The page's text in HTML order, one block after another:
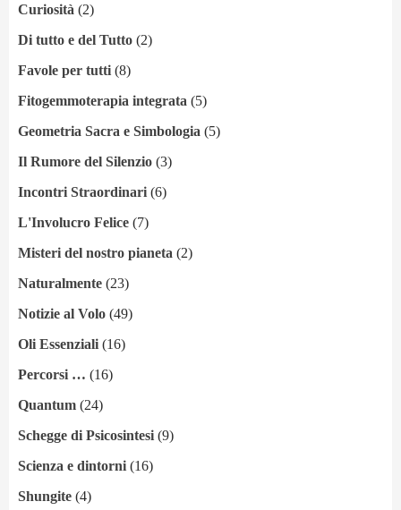
Curiosità (2)
Di tutto e del Tutto (2)
Favole per tutti (8)
Fitogemmoterapia integrata (5)
Geometria Sacra e Simbologia (5)
Il Rumore del Silenzio (3)
Incontri Straordinari (6)
L'Involucro Felice (7)
Misteri del nostro pianeta (2)
Naturalmente (23)
Notizie al Volo (49)
Oli Essenziali (16)
Percorsi … (16)
Quantum (24)
Schegge di Psicosintesi (9)
Scienza e dintorni (16)
Shungite (4)